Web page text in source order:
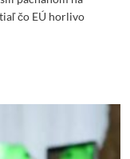
čo EÚ horlivo